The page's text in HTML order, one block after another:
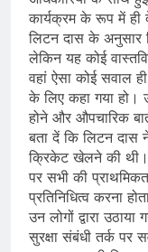
कार्यक्रम के रूप में ही
लिटन दास के अनुसार
लेकिन यह कोई
वहां ऐसा कोई सवाल
के लिए कहा गया
होने और औपचारिक
बता दें कि लिटन दास
क्रिकेट खेलने की थी।
पर सभी की
प्रतिनिधित्व करना
उन लोगों द्वारा
सुरक्षा संबंधी तर्क पर